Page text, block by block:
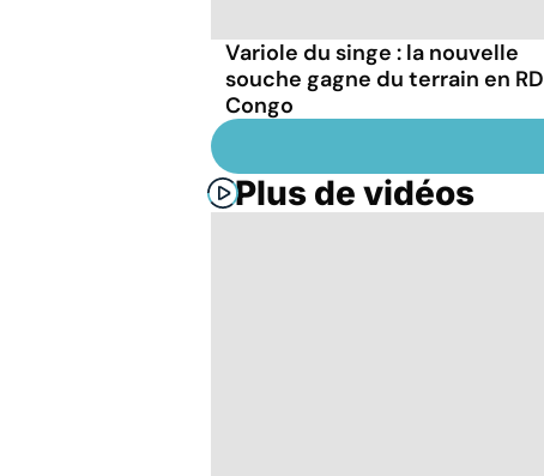
Variole du singe : la nouvelle
souche gagne du terrain en RD
Congo
Plus de vidéos